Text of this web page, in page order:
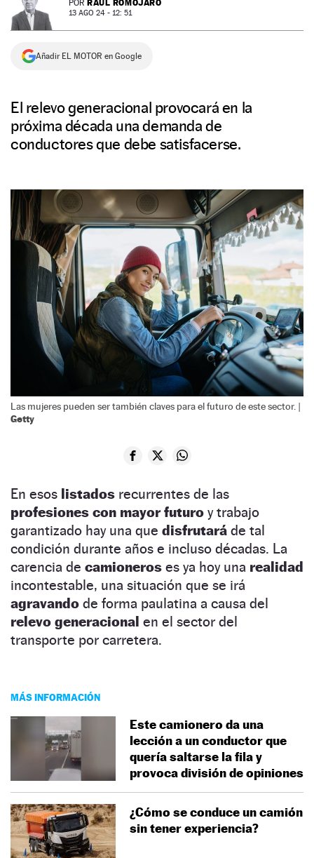
NEWSLETTER
SÍGUENOS
POR RAÚL ROMOJARO
13 AGO 24 - 12: 51
Añadir EL MOTOR en Google
El relevo generacional provocará en la
próxima década una demanda de
conductores que debe satisfacerse.
Las mujeres pueden ser también claves para el futuro de este sector. |
Getty
En esos listados recurrentes de las
profesiones con mayor futuro y trabajo
garantizado hay una que disfrutará de tal
condición durante años e incluso décadas. La
carencia de camioneros es ya hoy una realidad
incontestable, una situación que se irá
agravando de forma paulatina a causa del
relevo generacional en el sector del
transporte por carretera.
MÁS INFORMACIÓN
Este camionero da una
lección a un conductor que
quería saltarse la fila y
provoca división de opiniones
¿Cómo se conduce un camión
sin tener experiencia?